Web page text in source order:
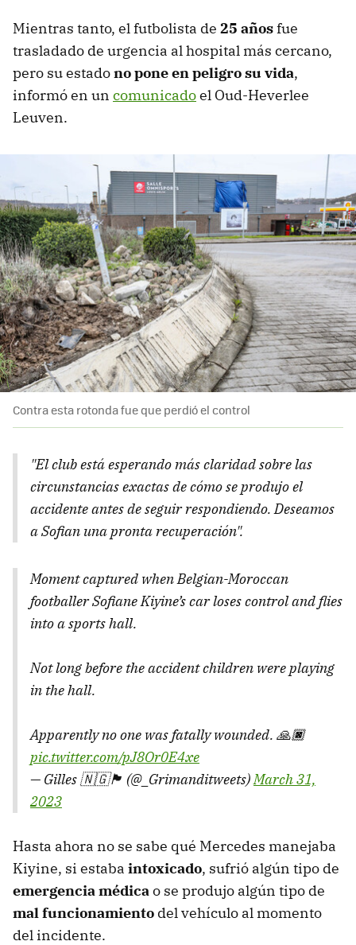
Mientras tanto, el futbolista de 25 añosfue
trasladado de urgencia al hospital más cercano,
pero su estadono pone en peligro su vida,
informó en un comunicadoel Oud-Heverlee
Leuven.
Contra esta rotonda fue que perdió el control
"El club está esperando más claridad sobre las
circunstancias exactas de cómo se produjo el
accidente antes de seguir respondiendo. Deseamos
a Sofian una pronta recuperación".
Moment captured when Belgian-Moroccan
footballer Sofiane Kiyine’s car loses control and flies
into a sports hall.
Not long before the accident children were playing
in the hall.
Apparently no one was fatally wounded. 🙏🏿
pic.twitter.com/pJ8Or0E4xe
— Gilles 🇳🇬🏴󠁧󠁢󠁥󠁮󠁧󠁿 (@_Grimanditweets) March 31,
2023
Hasta ahora no se sabe qué Mercedes manejaba
Kiyine, si estaba intoxicado, sufrió algún tipo de
emergencia médica o se produjo algún tipo de
mal funcionamiento del vehículo al momento
del incidente.